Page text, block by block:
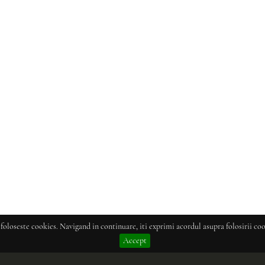
cookies. Navigand in continuare, iti exprimi acordul asupra folosirii
Accept